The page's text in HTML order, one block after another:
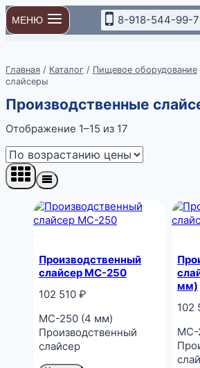
Перейти
к
содержимому
МЕНЮ 8-918-544-99-
Главная / Каталог / Пищевое оборудование
слайсеры
Производственные
Отображение 1–15 из 17
возрастанию
Производственный
слайсер MC-250
102 510 ₽
MC-250 (4 мм)
Производственный
слайсер
мм)
102